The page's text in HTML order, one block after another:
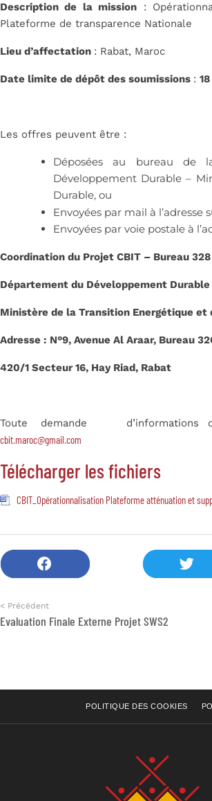
Description de la mission :
Plateforme de transparence Nationale
Lieu d’affectation : Rabat, Maroc
Date limite de dépôt des soumissions :
Les offres peuvent être :
Déposées au bureau de
Développement Durable –
Durable, ou
Envoyées par mail à l’adresse
Envoyées par voie postale à
Coordination du Projet CBIT – Bureau
Département du Développement Durable
Ministère de la Transition Energétique et
Adresse : N°9, Avenue Al Araar, Bureau
420/1 Secteur 16, Hay Riad, Rabat
Toute demande
cbit.maroc@gmail.com
Télécharger les fichiers
CBIT_Opérationnalisation Plateforme atténuation et
< Précédent
Evaluation Finale Externe Projet SWS2
POLITIQUE DES COOKIES